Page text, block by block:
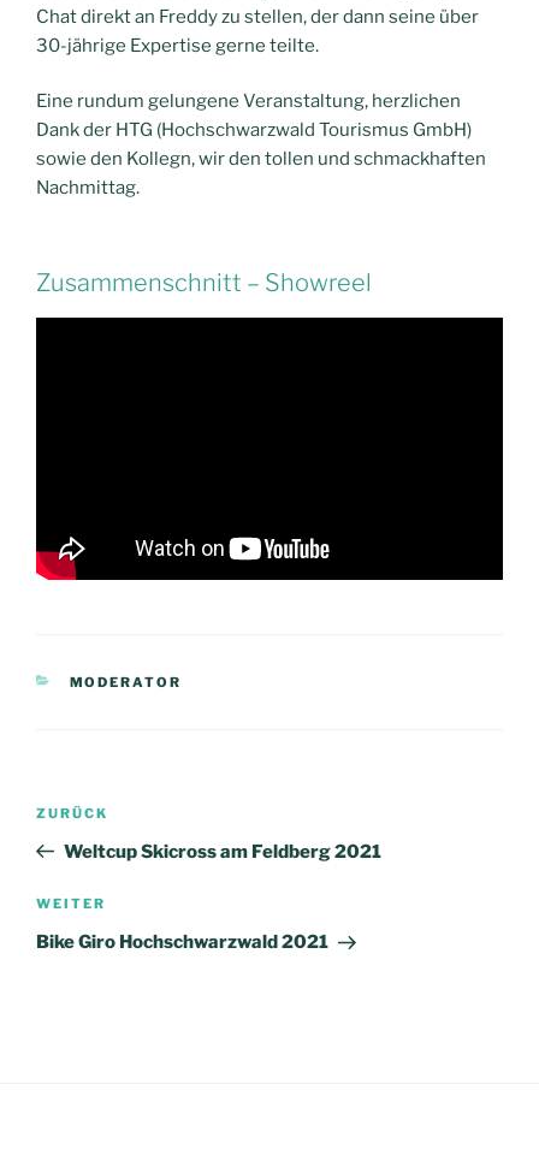
Chat direkt an Freddy zu stellen, der dann seine über
30-jährige Expertise gerne teilte.
Eine rundum gelungene Veranstaltung, herzlichen
Dank der HTG (Hochschwarzwald Tourismus GmbH)
sowie den Kollegn, wir den tollen und schmackhaften
Nachmittag.
Zusammenschnitt – Showreel
KATEGORIEN
MODERATOR
Beitragsnavigation
Vorheriger
Beitrag
ZURÜCK
Weltcup Skicross am Feldberg 2021
Nächster
Beitrag
WEITER
Bike Giro Hochschwarzwald 2021